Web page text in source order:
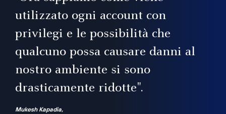
utilizzato ogni account con
privilegi e le possibilità che
qualcuno possa causare danni al
nostro ambiente si sono
drasticamente ridotte".
Mukesh Kapadia,